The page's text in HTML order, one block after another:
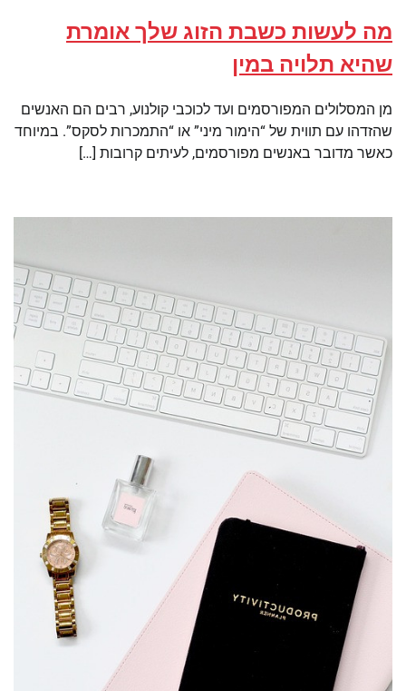
מה לעשות כשבת הזוג שלך אומרת
שהיא תלויה במין
מן המסלולים המפורסמים ועד לכוכבי קולנוע, רבים הם האנשים
שהזדהו עם תווית של “הימור מיני” או “התמכרות לסקס”. במיוחד
כאשר מדובר באנשים מפורסמים, לעיתים קרובות […]